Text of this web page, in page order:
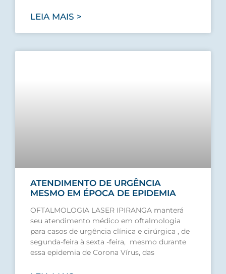
LEIA MAIS >
ATENDIMENTO DE URGÊNCIA
MESMO EM ÉPOCA DE EPIDEMIA
OFTALMOLOGIA LASER IPIRANGA manterá
seu atendimento médico em oftalmologia
para casos de urgência clínica e cirúrgica , de
segunda-feira à sexta -feira, mesmo durante
essa epidemia de Corona Vírus, das